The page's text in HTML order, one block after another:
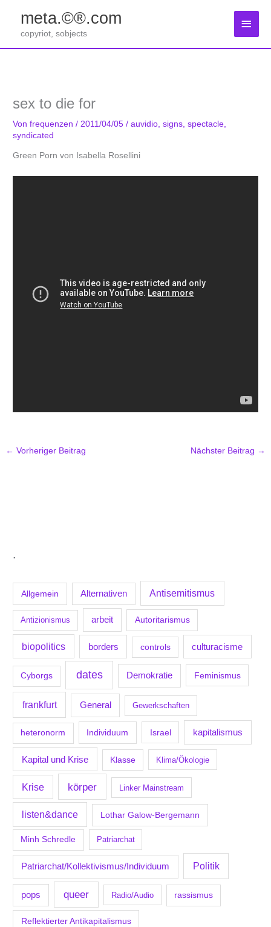
springen
meta.©®.com
copyriot, sobjects
.
Allgemein Alternativen Antisemitismus
Antizionismus arbeit Autoritarismus
biopolitics borders controls culturacisme
Cyborgs dates Demokratie Feminismus
frankfurt General Gewerkschaften
heteronorm Individuum Israel kapitalismus
Kapital und Krise Klasse Klima/Ökologie
Krise körper Linker Mainstream
listen&dance Lothar Galow-Bergemann
Minh Schredle Patriarchat
Patriarchat/Kollektivismus/Individuum Politik
pops queer Radio/Audio rassismus
Reflektierter Antikapitalismus
sex to die for
Vonfrequenzen/ 2011/04/05/auvidio ,signs ,spectacle
syndicated
Green Porn von Isabella Rosellini
← Vorheriger Beitrag Nächster Beitrag →